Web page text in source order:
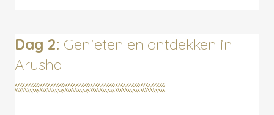
Dag 2: Genieten en ontdekken in
Arusha